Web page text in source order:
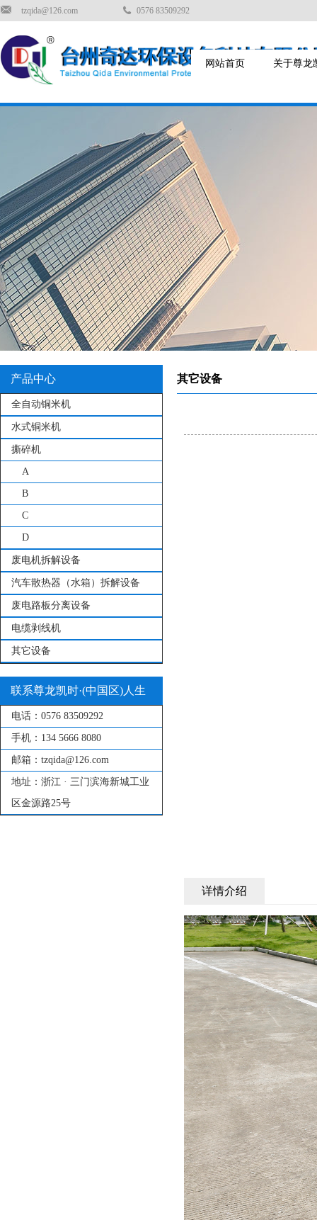
tzqida@126.com 0576 83509292
网站首页 关于尊龙
产品中心
全自动铜米机
水式铜米机
撕碎机
A
B
C
D
废电机拆解设备
汽车散热器（水箱）拆解设备
废电路板分离设备
电缆剥线机
其它设备
联系尊龙凯时·(中国区)人生
就是搏!
电话： 0576 83509292
手机： 134 5666 8080
邮箱： tzqida@126.com
地址： 浙江 · 三门滨海新城工业
区金源路25号
其它设备
详情介绍